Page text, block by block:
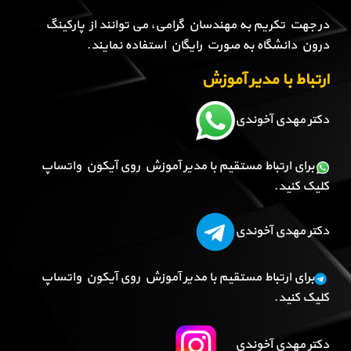
در جهت تکریم به مهندسان گرامی، می توانند از پارکینگ
درون دانشگاه به صورت رایگان استفاده نمایند.
ارتباط با مدیر آموزش
دکتر مهدی آخوندی
برای ارتباط مستقیم با مدیر آموزش روی آیکون واتساپ
کلیک کنید.
دکتر مهدی آخوندی
برای ارتباط مستقیم با مدیر آموزش روی آیکون واتساپ
کلیک کنید.
دکتر مهدی آخوندی